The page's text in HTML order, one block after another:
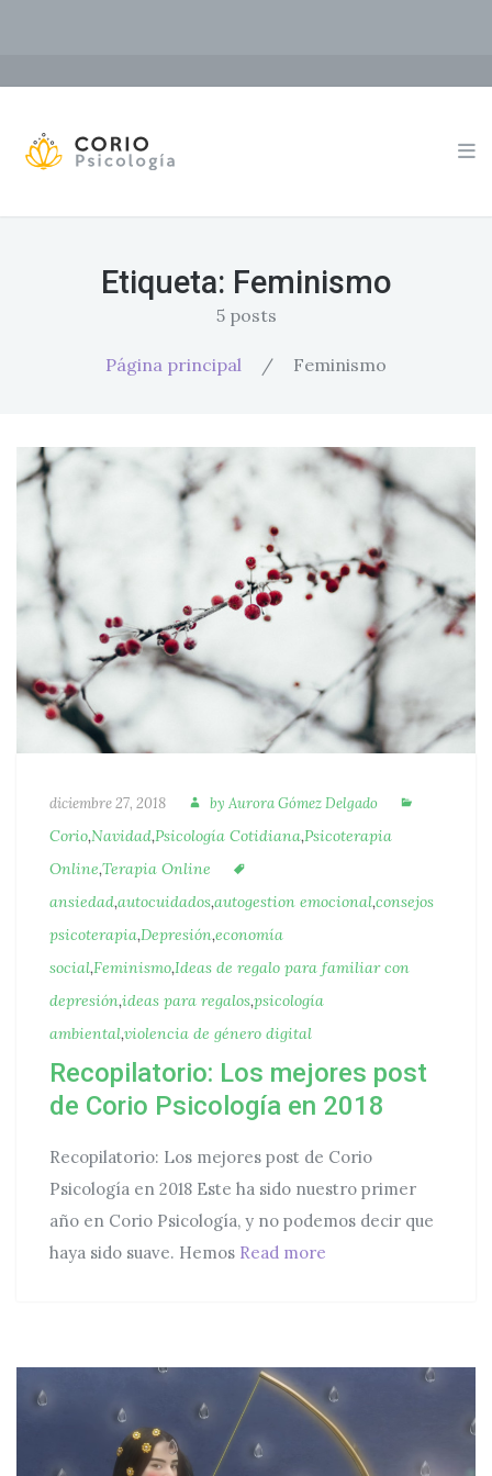
Etiqueta: Feminismo
5 posts
Página principal / Feminismo
Publicado
diciembre 27, 2018 Autora
by Aurora Gómez Delgado
Corio,Navidad,Psicología Cotidiana,Psicoterapia
Online,Terapia Online
ansiedad,autocuidados,autogestion emocional,consejos
psicoterapia,Depresión,economía
social,Feminismo,Ideas de regalo para familiar con
depresión,ideas para regalos,psicología
ambiental,violencia de género digital
Recopilatorio: Los mejores post
de Corio Psicología en 2018
Recopilatorio: Los mejores post de Corio
Psicología en 2018 Este ha sido nuestro primer
año en Corio Psicología, y no podemos decir que
haya sido suave. Hemos Read more